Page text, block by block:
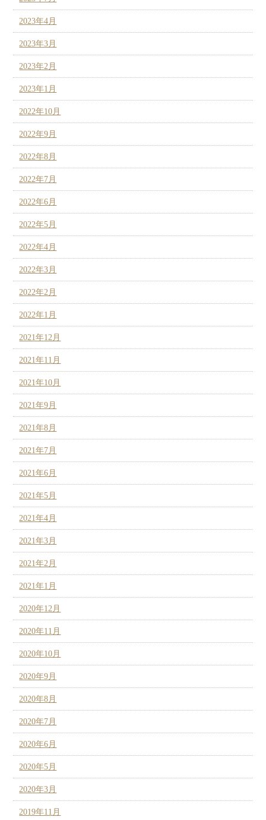
2023年4月
2023年3月
2023年2月
2023年1月
2022年10月
2022年9月
2022年8月
2022年7月
2022年6月
2022年5月
2022年4月
2022年3月
2022年2月
2022年1月
2021年12月
2021年11月
2021年10月
2021年9月
2021年8月
2021年7月
2021年6月
2021年5月
2021年4月
2021年3月
2021年2月
2021年1月
2020年12月
2020年11月
2020年10月
2020年9月
2020年8月
2020年7月
2020年6月
2020年5月
2020年3月
2019年11月